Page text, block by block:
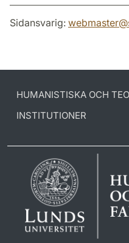
Sidansvarig: webmaster@
HUMANISTISKA OCH
INSTITUTIONER